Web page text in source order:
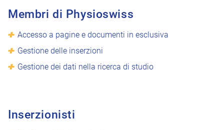
Membri di Physioswiss
Accesso a pagine e documenti in esclusiva
Gestione delle inserzioni
Gestione dei dati nella ricerca di studio
Inserzionisti